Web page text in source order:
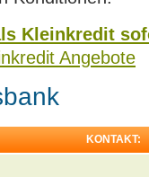
Kleinkredit
Angebote
KONTAKT: